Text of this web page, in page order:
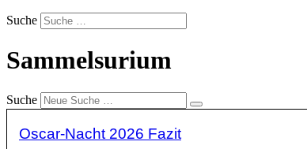
Suche
Sammelsurium
Suche
Oscar-Nacht 2026 Fazit